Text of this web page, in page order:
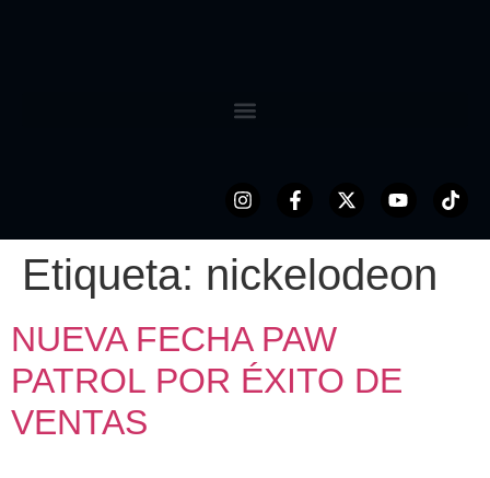
Etiqueta: nickelodeon
NUEVA FECHA PAW
PATROL POR ÉXITO DE
VENTAS